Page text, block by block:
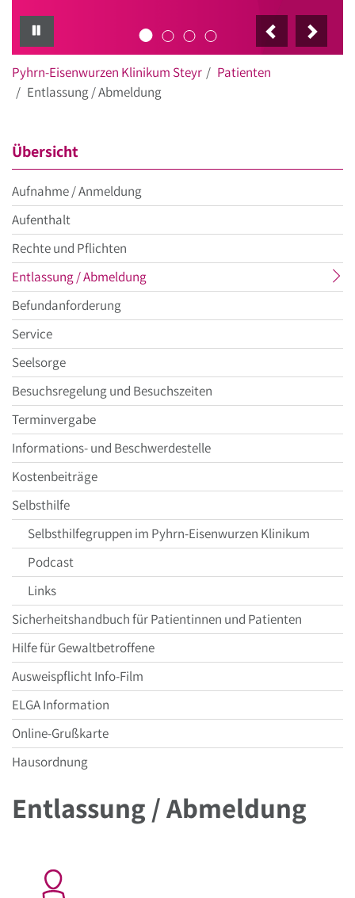
Pyhrn-Eisenwurzen Klinikum Steyr
Patienten
Entlassung / Abmeldung
Übersicht
Aufnahme / Anmeldung
Aufenthalt
Rechte und Pflichten
Entlassung / Abmeldungaktueller
Menüpunkt
Befundanforderung
Service
Seelsorge
Besuchsregelung und Besuchszeiten
Terminvergabe
Informations- und Beschwerdestelle
Kostenbeiträge
Selbsthilfe
Selbsthilfegruppen im Pyhrn-Eisenwurzen Klinikum
Podcast
Links
Sicherheitshandbuch für Patientinnen und Patienten
Hilfe für Gewaltbetroffene
Ausweispflicht Info-Film
ELGA Information
Online-Grußkarte
Hausordnung
Entlassung / Abmeldung